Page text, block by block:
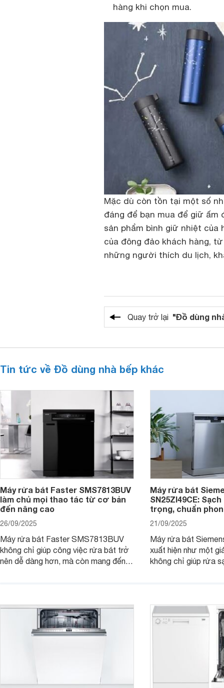
hàng khi chọn mua.
Mặc dù còn tồn tại một số
đáng để bạn mua để giữ ấm
sản phẩm bình giữ nhiệt của
của đông đảo khách hàng,
những người thích du lịch,
Quay trở lại "Đồ dùng
Tin tức về Đồ dùng nhà bếp khác
Máy rửa bát Faster SMS7813BUV
làm chủ mọi thao tác từ cơ bản
đến nâng cao
26/09/2025
Máy rửa bát Faster SMS7813BUV
không chỉ giúp công việc rửa bát trở
nên dễ dàng hơn, mà còn mang đến
sản phẩm này mang lại nhé.
Máy rửa bát
SN25ZI49CE:
trọng, chuẩn
21/09/2025
Máy rửa bát
xuất hiện như một
không chỉ giúp rửa
chúng tôi đi đánh
này nhé.